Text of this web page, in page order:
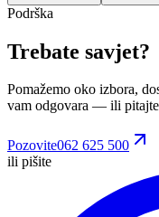
Podrška
Trebate savjet?
Pomažemo oko izbora,
vam odgovara — ili pitajte
Pozovite062 625 500
ili pišite